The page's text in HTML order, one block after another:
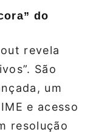
do
revela
São
um
e acesso
resolução